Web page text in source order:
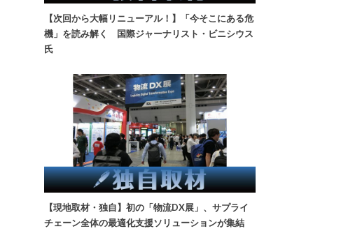
【次回から大幅リニューアル！】「今そこにある危
機」を読み解く 国際ジャーナリスト・ビニシウス
氏
【現地取材・独自】初の「物流DX展」、サプライ
チェーン全体の最適化支援ソリューションが集結